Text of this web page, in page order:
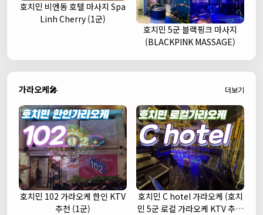
호치민 비엔동 호텔 마사지 Spa
Linh Cherry (1군)
호치민 5군 블랙핑크 마사지
(BLACKPINK MASSAGE)
가라오케🎤 더보기
호치민 102 가라오케 한인 KTV
추천 (1군)
호치민 C hotel 가라오케 (호치
민 5군 로컬 가라오케 KTV 추천